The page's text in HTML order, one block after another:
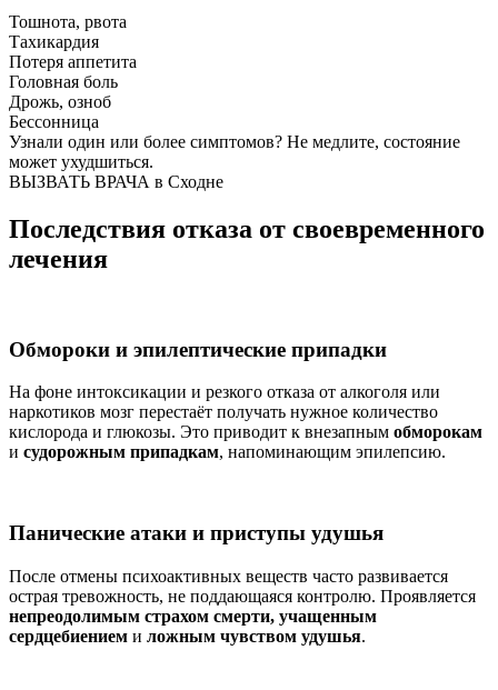
Тошнота, рвота
Тахикардия
Потеря аппетита
Головная боль
Дрожь, озноб
Бессонница
Узнали один или более симптомов? Не медлите, состояние
может ухудшиться.
ВЫЗВАТЬ ВРАЧА в Сходне
Последствия отказа от своевременного
лечения
Обмороки и эпилептические припадки
На фоне интоксикации и резкого отказа от алкоголя или
наркотиков мозг перестаёт получать нужное количество
кислорода и глюкозы. Это приводит к внезапным обморокам
и судорожным припадкам, напоминающим эпилепсию.
Панические атаки и приступы удушья
После отмены психоактивных веществ часто развивается
острая тревожность, не поддающаяся контролю. Проявляется
непреодолимым страхом смерти, учащенным
сердцебиением и ложным чувством удушья.